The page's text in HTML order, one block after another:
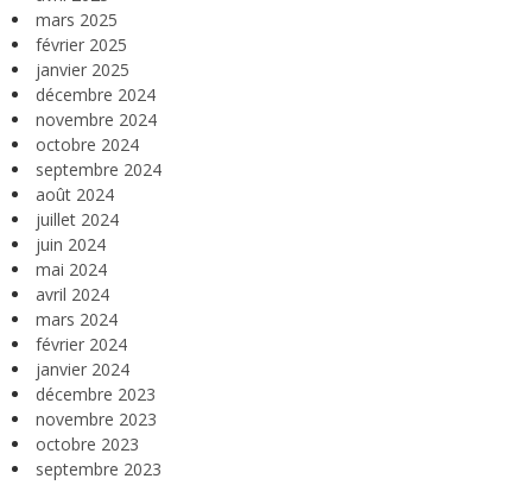
mars 2025
février 2025
janvier 2025
décembre 2024
novembre 2024
octobre 2024
septembre 2024
août 2024
juillet 2024
juin 2024
mai 2024
avril 2024
mars 2024
février 2024
janvier 2024
décembre 2023
novembre 2023
octobre 2023
septembre 2023